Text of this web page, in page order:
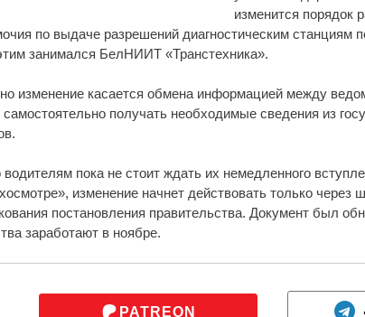
изменится порядок
по выдаче разрешений диагностическим станциям
занимался БелНИИТ «Транстехника».
изменение касается обмена информацией между
получать необходимые сведения из
пока не стоит ждать их немедленного
изменение начнет действовать только
постановления правительства. Документ был
заработают в ноябре.
PATREON